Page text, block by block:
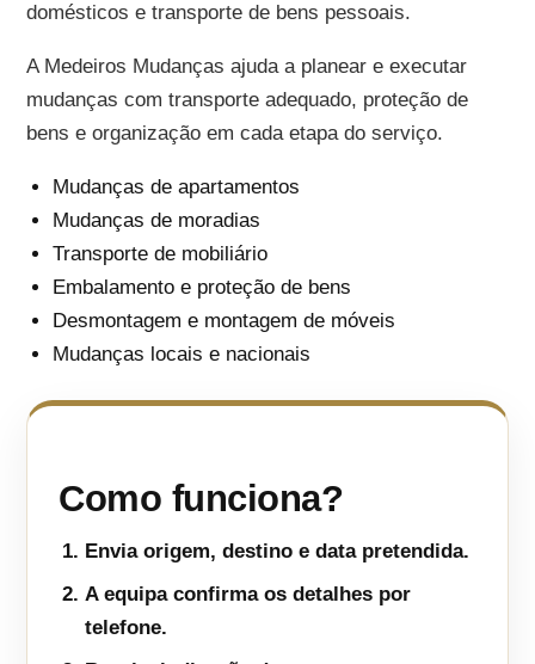
domésticos e transporte de bens pessoais.
A Medeiros Mudanças ajuda a planear e executar
mudanças com transporte adequado, proteção de
bens e organização em cada etapa do serviço.
Mudanças de apartamentos
Mudanças de moradias
Transporte de mobiliário
Embalamento e proteção de bens
Desmontagem e montagem de móveis
Mudanças locais e nacionais
Como funciona?
Envia origem, destino e data pretendida.
A equipa confirma os detalhes por
telefone.